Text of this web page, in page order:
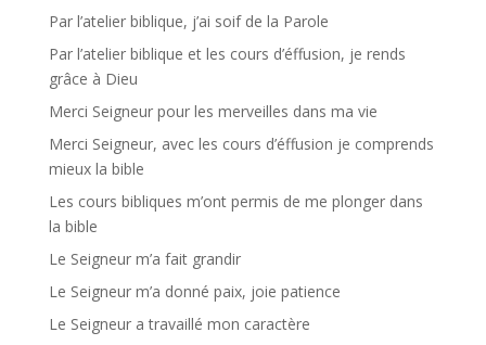
Par l’atelier biblique, j’ai soif de la Parole
Par l’atelier biblique et les cours d’éffusion, je rends
grâce à Dieu
Merci Seigneur pour les merveilles dans ma vie
Merci Seigneur, avec les cours d’éffusion je comprends
mieux la bible
Les cours bibliques m’ont permis de me plonger dans
la bible
Le Seigneur m’a fait grandir
Le Seigneur m’a donné paix, joie patience
Le Seigneur a travaillé mon caractère